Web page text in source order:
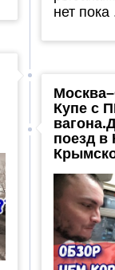
нет пока
Купе с
поезд в